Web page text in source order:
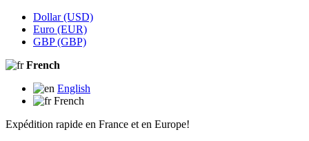
Dollar (USD)
Euro (EUR)
GBP (GBP)
French
English
French
Expédition rapide en France et en Europe!